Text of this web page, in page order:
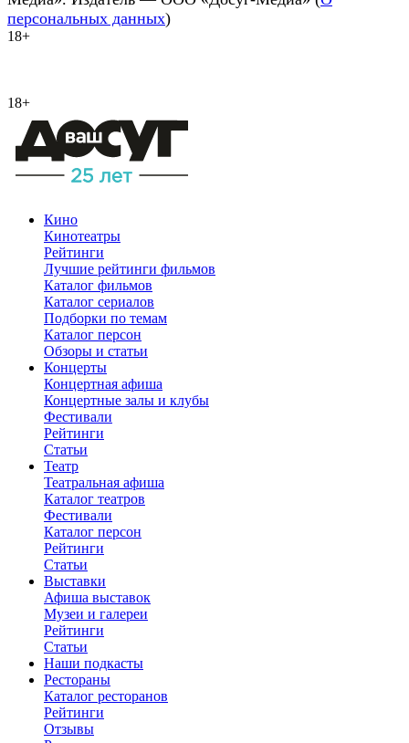
персональных данных)
18+
18+
Кино
Кинотеатры
Рейтинги
Лучшие рейтинги фильмов
Каталог фильмов
Каталог сериалов
Подборки по темам
Каталог персон
Обзоры и статьи
Концерты
Концертная афиша
Концертные залы и клубы
Фестивали
Рейтинги
Статьи
Театр
Театральная афиша
Каталог театров
Фестивали
Каталог персон
Рейтинги
Статьи
Выставки
Афиша выставок
Музеи и галереи
Рейтинги
Статьи
Наши подкасты
Рестораны
Каталог ресторанов
Рейтинги
Отзывы